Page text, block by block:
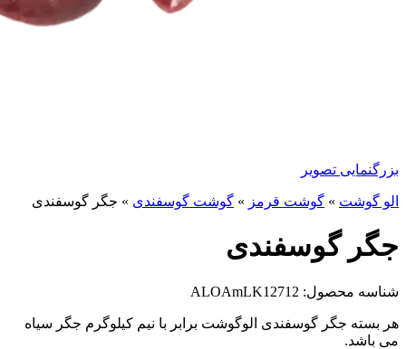
بزرگنمایی تصویر
الو گوشت » گوشت قرمز » گوشت گوسفندی » جگر گوسفندی
جگر گوسفندی
شناسه محصول: ALOAmLK12712
هر بسته جگر گوسفندی الوگوشت برابر با نیم کیلوگرم جگر سیاه
می باشد.